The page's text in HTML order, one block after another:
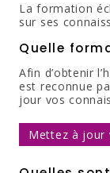
La formation
sur ses
Quelle
Afin d’obtenir
est reconnue
jour vos
Mettez à jour